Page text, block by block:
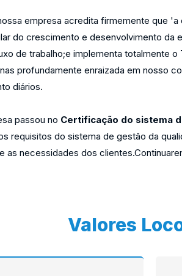
empresa acredita firmemente que
do crescimento e desenvolvimento da
de trabalho;e implementa totalmente
profundamente enraizada em nosso
diários.
passou no Certificação do sistema
requisitos do sistema de gestão da
as necessidades dos
Valores